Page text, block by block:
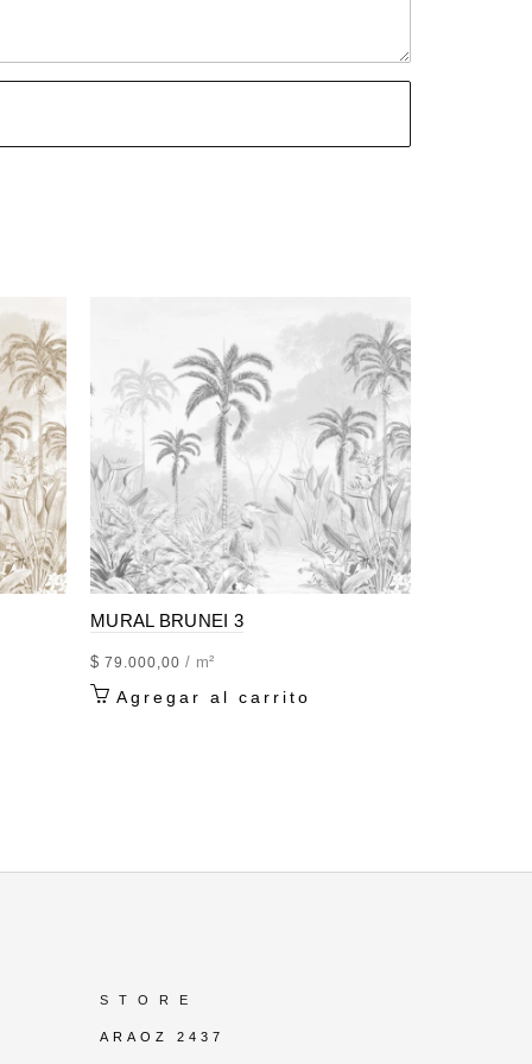
, SIGNATURE
MURAL BRUNEI 3
$ 79.000,00 / m²
Agregar al carrito
S T O R E
ARAOZ 2437